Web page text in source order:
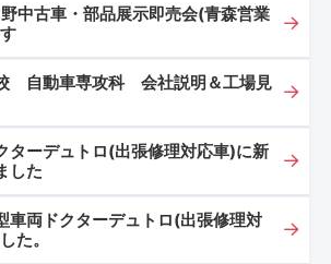
中古車・部品展示即売会(青森営業
自動車専攻科 会社説明＆工場見
ターデュトロ(出張修理対応車)に新
した
車両ドクターデュトロ(出張修理対
た。